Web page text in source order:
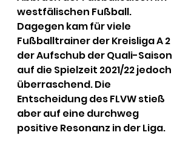
westfälischen Fußball.
Dagegen kam für viele
Fußballtrainer der Kreisliga A 2
der Aufschub der Quali-Saison
auf die Spielzeit 2021/22 jedoch
überraschend. Die
Entscheidung des FLVW stieß
aber auf eine durchweg
positive Resonanz in der Liga.